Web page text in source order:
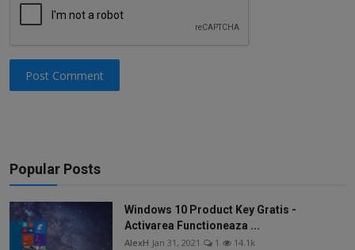
Post Comment
Popular Posts
Windows 10 Product Key Gratis -
Activarea Functioneaza ...
AlexH Jan 31, 2021 1 14.1k